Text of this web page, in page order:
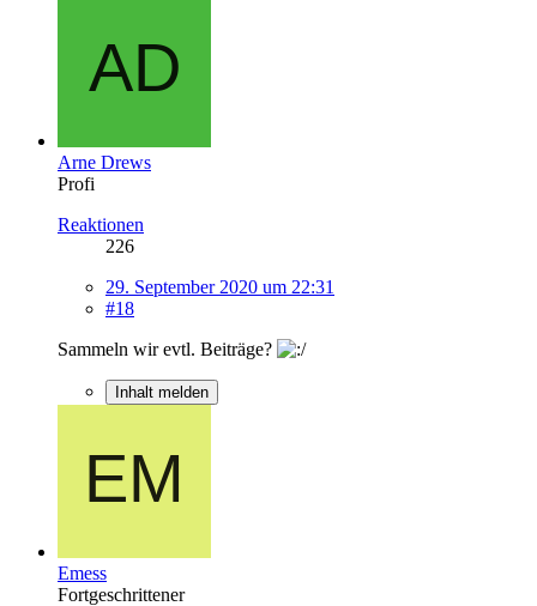
Arne Drews
Profi
Reaktionen
226
29. September 2020 um 22:31
#18
Sammeln wir evtl. Beiträge?
Inhalt melden
Emess
Fortgeschrittener